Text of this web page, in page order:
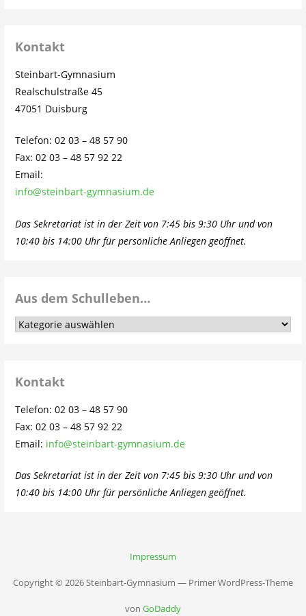
Kontakt
Steinbart-Gymnasium
Realschulstraße 45
47051 Duisburg
Telefon: 02 03 – 48 57 90
Fax: 02 03 – 48 57 92 22
Email:
info@steinbart-gymnasium.de
Das Sekretariat ist in der Zeit von 7:45 bis 9:30 Uhr und von
10:40 bis 14:00 Uhr für persönliche Anliegen geöffnet.
Aus dem Schulleben…
Aus
Kontakt
Telefon: 02 03 – 48 57 90
Fax: 02 03 – 48 57 92 22
Email: info@steinbart-gymnasium.de
Das Sekretariat ist in der Zeit von 7:45 bis 9:30 Uhr und von
10:40 bis 14:00 Uhr für persönliche Anliegen geöffnet.
Impressum
Copyright © 2026 Steinbart-Gymnasium — Primer WordPress-Theme
von GoDaddy